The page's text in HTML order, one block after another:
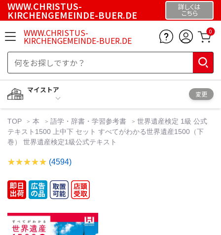
WWW.CHRISTUS-
KIRCHENGEMEINDE-BUER.DE
詳しくは
こちら
WWW.CHRISTUS-
KIRCHENGEMEINDE-BUER.DE
0
マイストア
変更
TOP 本 語学・辞書・学習参考書
世界遺産検定 1級 公式
テキスト1500 上中下 セット すべてがわかる世界遺産1500（下
巻） 世界遺産検定1級公式テキスト
(4594)